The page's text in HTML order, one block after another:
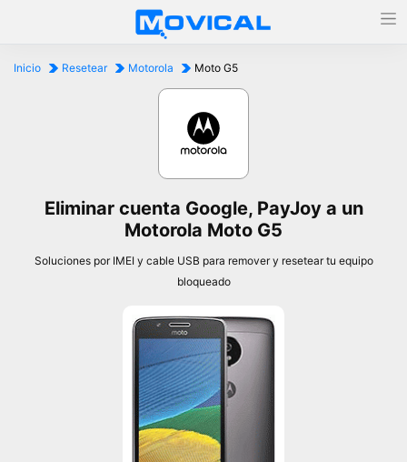
Inicio Resetear Motorola Moto G5
Eliminar cuenta Google, PayJoy a un
Motorola Moto G5
Soluciones por IMEI y cable USB para remover y resetear tu equipo
bloqueado